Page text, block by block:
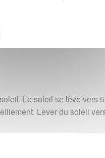
Le soleil se lève vers
Lever du soleil